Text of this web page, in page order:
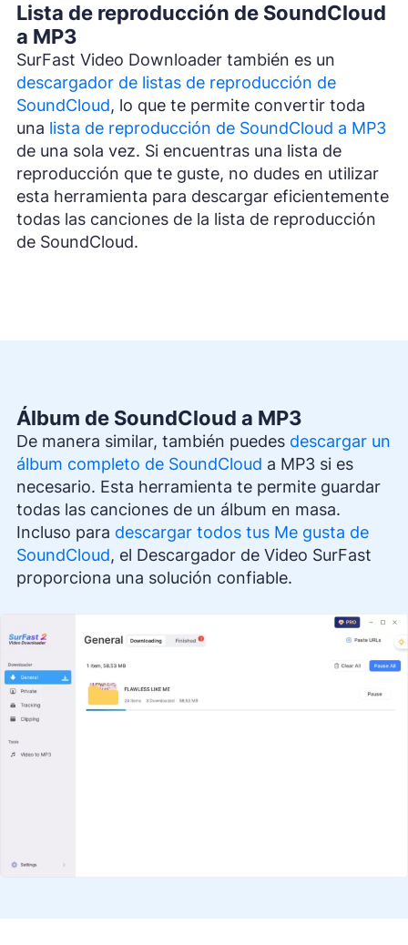
Lista de reproducción de SoundCloud
a MP3
SurFast Video Downloader también es un
descargador de listas de reproducción de
SoundCloud, lo que te permite convertir toda
una lista de reproducción de SoundCloud a MP3
de una sola vez. Si encuentras una lista de
reproducción que te guste, no dudes en utilizar
esta herramienta para descargar eficientemente
todas las canciones de la lista de reproducción
de SoundCloud.
Álbum de SoundCloud a MP3
De manera similar, también puedes descargar un
álbum completo de SoundCloud a MP3 si es
necesario. Esta herramienta te permite guardar
todas las canciones de un álbum en masa.
Incluso para descargar todos tus Me gusta de
SoundCloud, el Descargador de Video SurFast
proporciona una solución confiable.